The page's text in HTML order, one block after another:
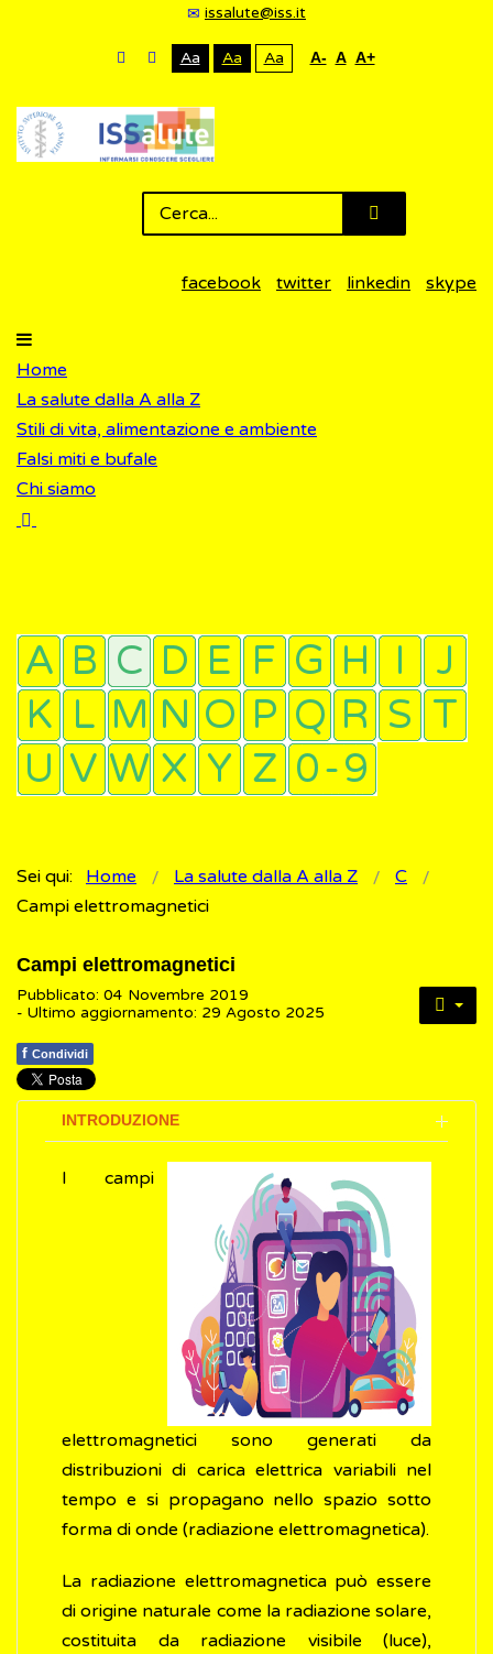
issalute@iss.it
Aa Aa Aa A- A A+
facebook twitter linkedin skype
Home
La salute dalla A alla Z
Stili di vita, alimentazione e ambiente
Falsi miti e bufale
Chi siamo
Sei qui: Home La salute dalla A alla Z
C
Campi elettromagnetici
Campi elettromagnetici
Pubblicato: 04 Novembre 2019
- Ultimo aggiornamento: 29 Agosto 2025
f Condividi
INTRODUZIONE
I campi
elettromagnetici sono generati da
distribuzioni di carica elettrica variabili nel
tempo e si propagano nello spazio sotto
forma di onde (radiazione elettromagnetica).
La radiazione elettromagnetica può essere
di origine naturale come la radiazione solare,
costituita da radiazione visibile (luce),